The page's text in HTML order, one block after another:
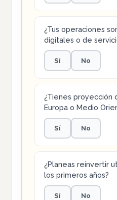
¿Tus operaciones
digitales o de
Sí No
¿Tienes proyección
Europa o Medio
Sí No
¿Planeas reinvertir
los primeros años?
Sí No